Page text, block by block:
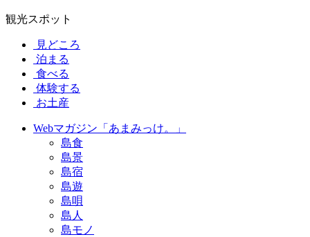
観光スポット
見どころ
泊まる
食べる
体験する
お土産
Webマガジン「あまみっけ。」
島食
島景
島宿
島遊
島唄
島人
島モノ